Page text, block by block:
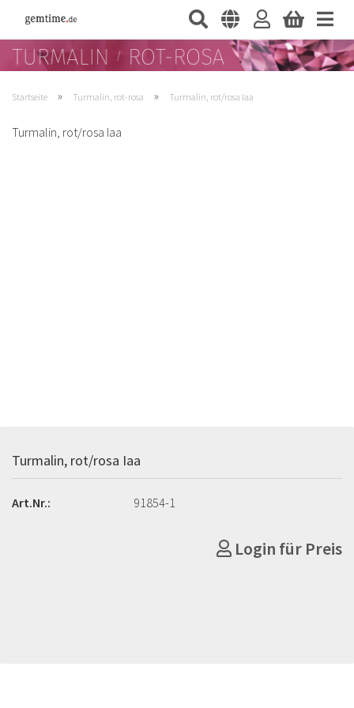
Startseite » Turmalin, rot-rosa » Turmalin, rot/rosa Iaa
Turmalin, rot/rosa Iaa
Turmalin, rot/rosa Iaa
Art.Nr.: 91854-1
Login für Preis